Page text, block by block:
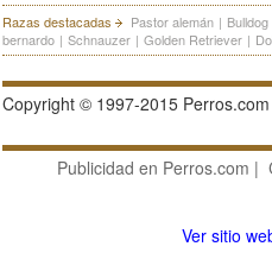
Razas destacadas
Pastor alemán | Bulldog
bernardo | Schnauzer | Golden Retriever |
Copyright © 1997-2015
Publicidad en Perros.com |
Ver sitio